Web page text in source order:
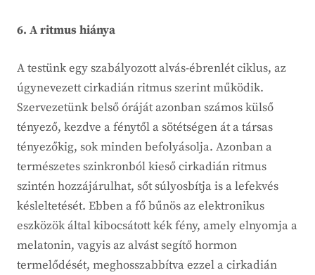
6. A ritmus hiánya
A testünk egy szabályozott alvás-ébrenlét ciklus, az
úgynevezett cirkadián ritmus szerint működik.
Szervezetünk belső óráját azonban számos külső
tényező, kezdve a fénytől a sötétségen át a társas
tényezőkig, sok minden befolyásolja. Azonban a
természetes szinkronból kieső cirkadián ritmus
szintén hozzájárulhat, sőt súlyosbítja is a lefekvés
késleltetését. Ebben a fő bűnös az elektronikus
eszközök által kibocsátott kék fény, amely elnyomja a
melatonin, vagyis az alvást segítő hormon
termelődését, meghosszabbítva ezzel a cirkadián